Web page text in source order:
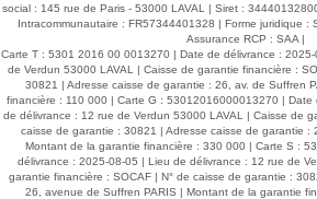
social : 145 rue de Paris - 53000 LAVAL | Siret :
Intracommunautaire : FR57344401328 | Forme juridique :
Assurance RCP : SAA |
Carte T : 5301 2016 00 0013270 | Date de délivrance :
de Verdun 53000 LAVAL | Caisse de garantie financière :
30821 | Adresse caisse de garantie : 26, av. de Suffren
financière : 110 000 | Carte G : 53012016000013270 |
de délivrance : 12 rue de Verdun 53000 LAVAL | Caisse de
caisse de garantie : 30821 | Adresse caisse de garantie :
Montant de la garantie financière : 330 000 | Carte S :
délivrance : 2025-08-05 | Lieu de délivrance : 12 rue de
garantie financière : SOCAF | N° de caisse de garantie :
26, avenue de Suffren PARIS | Montant de la garantie